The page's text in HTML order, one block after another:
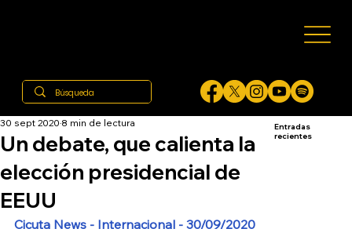
Un debate, que calienta la
elección presidencial de
EEUU
30 sept 2020 8 min de lectura
Cicuta News - Internacional - 30/09/2020
Entradas
recientes